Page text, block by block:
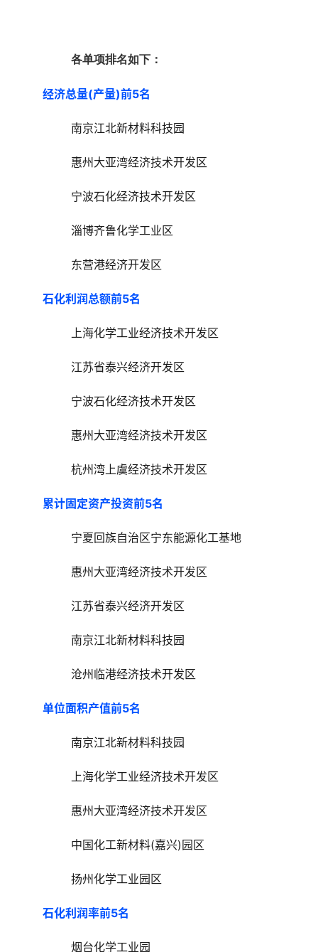
各单项排名如下：
经济总量(产量)前5名
南京江北新材料科技园
惠州大亚湾经济技术开发区
宁波石化经济技术开发区
淄博齐鲁化学工业区
东营港经济开发区
石化利润总额前5名
上海化学工业经济技术开发区
江苏省泰兴经济开发区
宁波石化经济技术开发区
惠州大亚湾经济技术开发区
杭州湾上虞经济技术开发区
累计固定资产投资前5名
宁夏回族自治区宁东能源化工基地
惠州大亚湾经济技术开发区
江苏省泰兴经济开发区
南京江北新材料科技园
沧州临港经济技术开发区
单位面积产值前5名
南京江北新材料科技园
上海化学工业经济技术开发区
惠州大亚湾经济技术开发区
中国化工新材料(嘉兴)园区
扬州化学工业园区
石化利润率前5名
烟台化学工业园